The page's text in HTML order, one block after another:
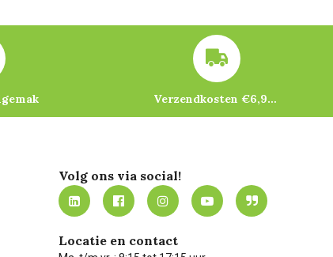
Verzendkosten €6,95 – gratis bij je eerste bestelling vanaf €200
Volg ons via social!
Locatie en contact